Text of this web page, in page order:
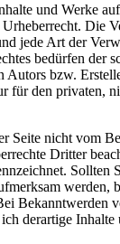
und Werke
Urheberrecht. Die
jede Art der
bedürfen der
Autors bzw.
für den privaten,
Seite nicht vom
Dritter
Sollten
werden,
Bekanntwerden
derartige Inhalte